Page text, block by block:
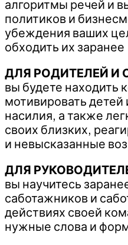
алгоритмы речей и
политиков и
убеждения ваших
обходить их заранее
ДЛЯ РОДИТЕЛЕЙ И
вы будете находить
мотивировать детей
насилия, а также
своих близких,
и невысказанные
ДЛЯ
вы научитесь
саботажников и
действиях своей
нужные слова и